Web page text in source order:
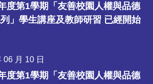
度第1學期「友善校園人權與品德
」學生講座及教師研習 已經開始
06 月 10 日
度第1學期「友善校園人權與品德